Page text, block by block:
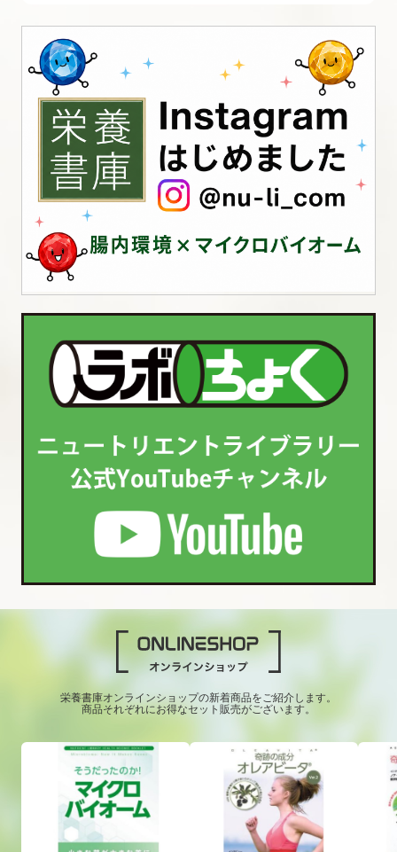
栄養書庫オンラインショップの新着商品をご紹介します。
商品それぞれにお得なセット販売がございます。